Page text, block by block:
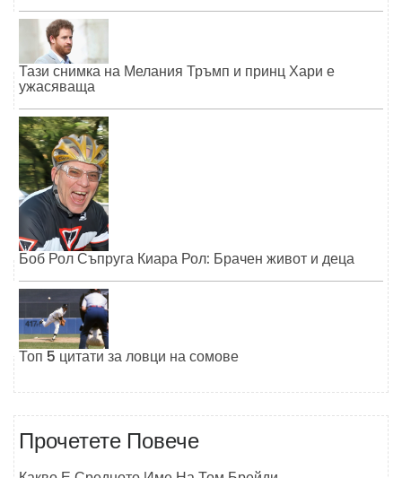
Тази снимка на Мелания Тръмп и принц Хари е
ужасяваща
Боб Рол Съпруга Киара Рол: Брачен живот и деца
Топ 5 цитати за ловци на сомове
Прочетете Повече